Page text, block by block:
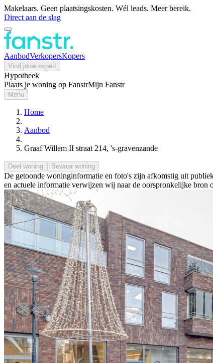
Makelaars. Geen plaatsingskosten. Wél leads. Meer bereik.
Direct aan de slag
AanbodVerkopersKopers
Vind jouw expert
Hypotheek
Plaats je woning op FanstrMijn Fanstr
Menu
Home
Aanbod
Graaf Willem II straat 214, 's-gravenzande
Deel woning Bewaar woning
De getoonde woninginformatie en foto's zijn afkomstig uit
en actuele informatie verwijzen wij naar de oorspronkelijke bron